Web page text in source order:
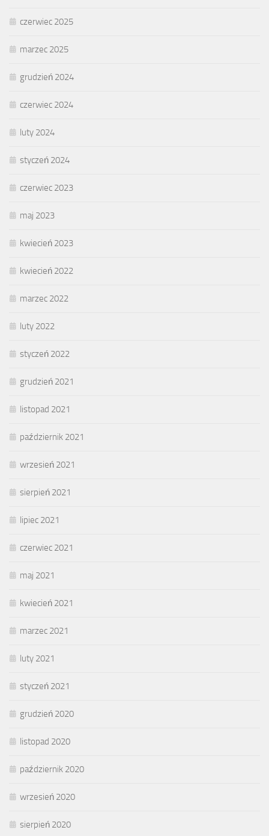
czerwiec 2025
marzec 2025
grudzień 2024
czerwiec 2024
luty 2024
styczeń 2024
czerwiec 2023
maj 2023
kwiecień 2023
kwiecień 2022
marzec 2022
luty 2022
styczeń 2022
grudzień 2021
listopad 2021
październik 2021
wrzesień 2021
sierpień 2021
lipiec 2021
czerwiec 2021
maj 2021
kwiecień 2021
marzec 2021
luty 2021
styczeń 2021
grudzień 2020
listopad 2020
październik 2020
wrzesień 2020
sierpień 2020